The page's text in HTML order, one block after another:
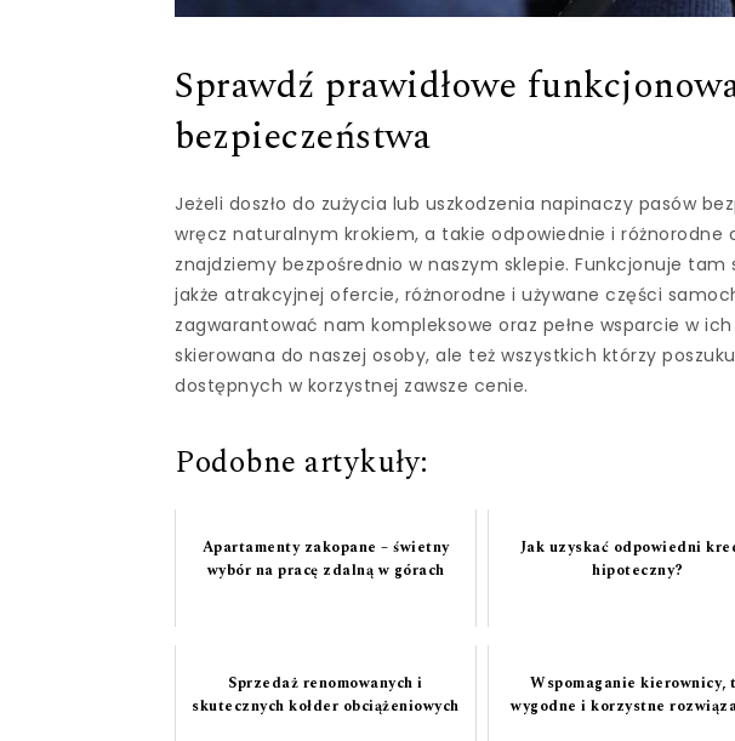
Sprawdź prawidłowe
bezpieczeństwa
Jeżeli doszło do zużycia lub uszkodzenia napinaczy pasów
wręcz naturalnym krokiem, a takie odpowiednie i
znajdziemy bezpośrednio w naszym sklepie. Funkcjonuje tam
jakże atrakcyjnej ofercie, różnorodne i używane części
zagwarantować nam kompleksowe oraz pełne wsparcie w
skierowana do naszej osoby, ale też wszystkich którzy
dostępnych w korzystnej zawsze cenie.
Podobne artykuły:
Apartamenty zakopane – świetny
wybór na pracę zdalną w górach
Jak uzyskać odpowiedni
hipoteczny?
Sprzedaż renomowanych i
skutecznych kołder obciążeniowych
Wspomaganie kierownicy,
wygodne i korzystne